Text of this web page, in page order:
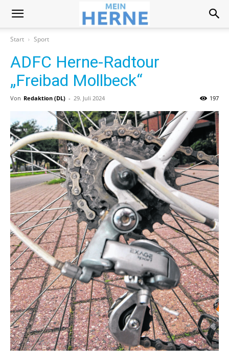
Start Sport
ADFC Herne-Radtour
„Freibad Mollbeck“
Von Redaktion (DL) - 29. Juli 2024 197